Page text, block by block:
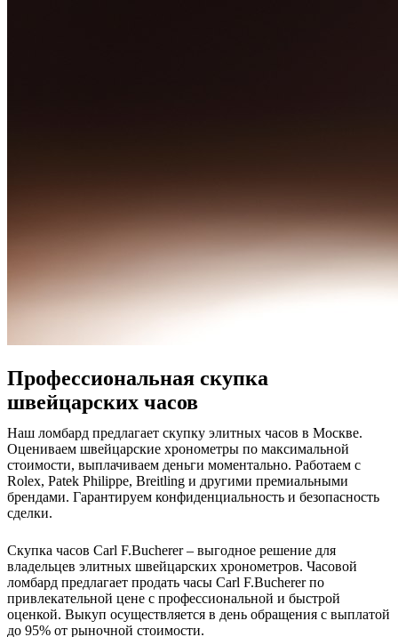
Профессиональная скупка
швейцарских часов
Наш ломбард предлагает скупку элитных часов в Москве.
Оцениваем швейцарские хронометры по максимальной
стоимости, выплачиваем деньги моментально. Работаем с
Rolex, Patek Philippe, Breitling и другими премиальными
брендами. Гарантируем конфиденциальность и безопасность
сделки.
Скупка часов Carl F.Bucherer – выгодное решение для
владельцев элитных швейцарских хронометров. Часовой
ломбард предлагает продать часы Carl F.Bucherer по
привлекательной цене с профессиональной и быстрой
оценкой. Выкуп осуществляется в день обращения с выплатой
до 95% от рыночной стоимости.